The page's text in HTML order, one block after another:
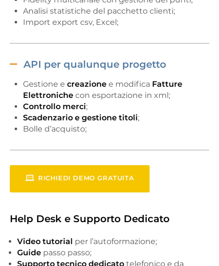
Analisi statistiche del pacchetto clienti;
Import export csv, Excel;
API per qualunque progetto
Gestione e creazione e modifica Fatture
Elettroniche con esportazione in xml;
Controllo merci;
Scadenzario e gestione titoli;
Bolle d’acquisto;
RICHIEDI DEMO GRATUITA
Help Desk e Supporto Dedicato
Video tutorial per l’autoformazione;
Guide passo passo;
Supporto tecnico dedicato telefonico e da